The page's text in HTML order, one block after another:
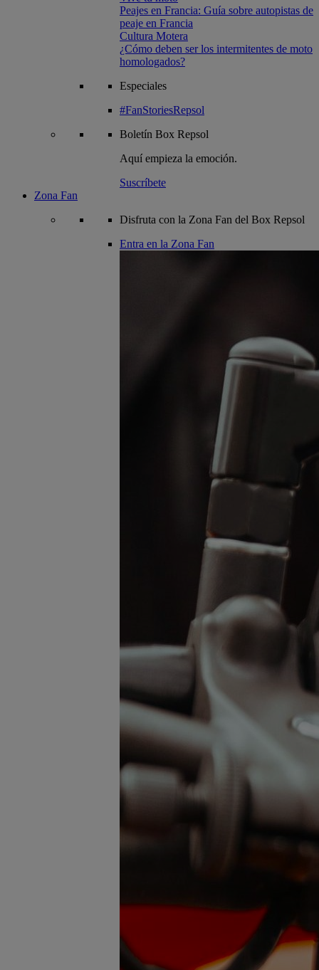
Peajes en Francia: Guía sobre autopistas de
peaje en Francia
Cultura Motera
¿Cómo deben ser los intermitentes de moto
homologados?
Especiales
#FanStoriesRepsol
Boletín Box Repsol
Aquí empieza la emoción.
Suscríbete
Zona Fan
Disfruta con la Zona Fan del Box Repsol
Entra en la Zona Fan